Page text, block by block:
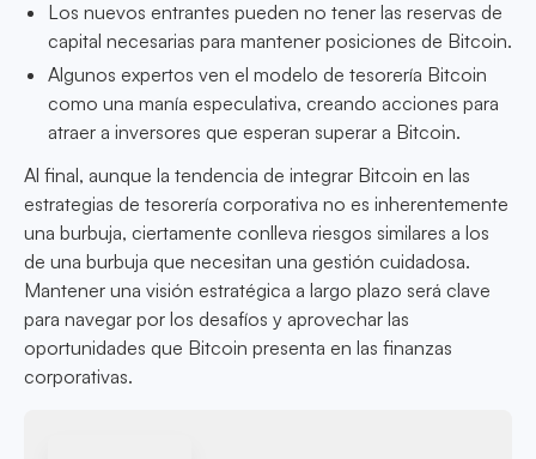
Los nuevos entrantes pueden no tener las reservas de
capital necesarias para mantener posiciones de Bitcoin.
Algunos expertos ven el modelo de tesorería Bitcoin
como una manía especulativa, creando acciones para
atraer a inversores que esperan superar a Bitcoin.
Al final, aunque la tendencia de integrar Bitcoin en las
estrategias de tesorería corporativa no es inherentemente
una burbuja, ciertamente conlleva riesgos similares a los
de una burbuja que necesitan una gestión cuidadosa.
Mantener una visión estratégica a largo plazo será clave
para navegar por los desafíos y aprovechar las
oportunidades que Bitcoin presenta en las finanzas
corporativas.